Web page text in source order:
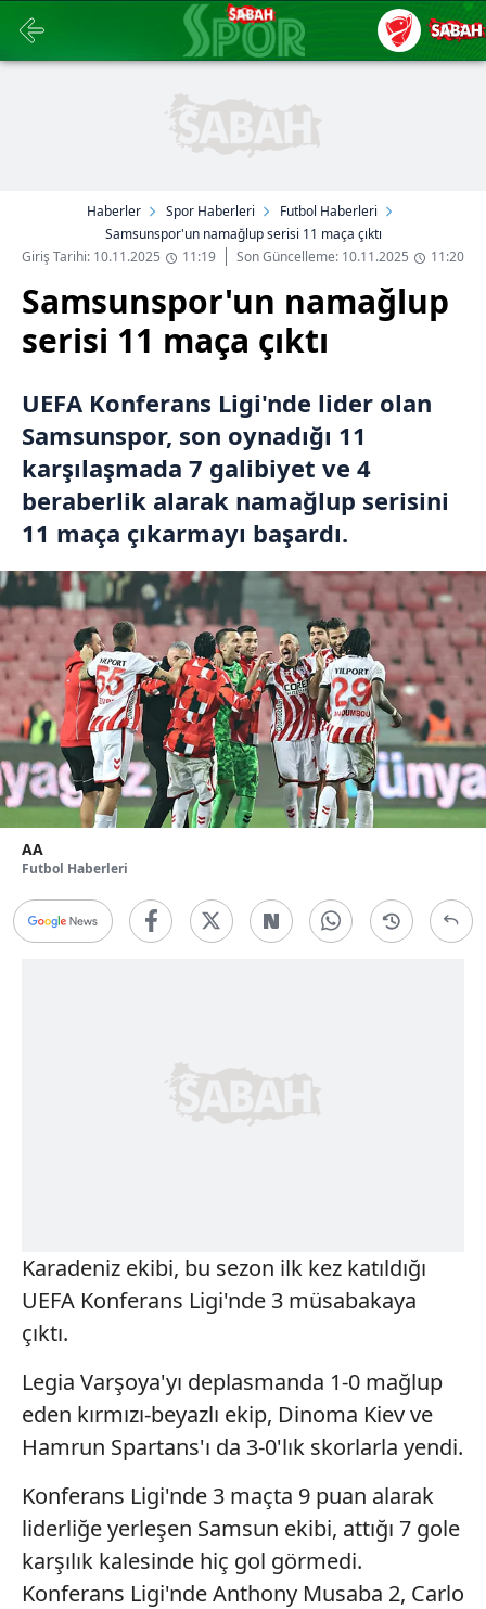
Haberler Spor Haberleri
Futbol Haberleri
Samsunspor'un namağlup serisi 11 maça çıktı
Giriş Tarihi: 10.11.2025
11:19 Son Güncelleme: 10.11.2025 11:20
Samsunspor'un namağlup
serisi 11 maça çıktı
UEFA Konferans Ligi'nde lider olan
Samsunspor, son oynadığı 11
karşılaşmada 7 galibiyet ve 4
beraberlik alarak namağlup serisini
11 maça çıkarmayı başardı.
AA
Futbol Haberleri
Karadeniz ekibi, bu sezon ilk kez katıldığı
UEFA Konferans Ligi'nde 3 müsabakaya
çıktı.
Legia Varşoya'yı deplasmanda 1-0 mağlup
eden kırmızı-beyazlı ekip, Dinoma Kiev ve
Hamrun Spartans'ı da 3-0'lık skorlarla yendi.
Konferans Ligi'nde 3 maçta 9 puan alarak
liderliğe yerleşen Samsun ekibi, attığı 7 gole
karşılık kalesinde hiç gol görmedi.
Konferans Ligi'nde Anthony Musaba 2, Carlo